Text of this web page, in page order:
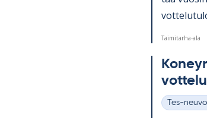
Taimitarha-ala
Kategoriat
Tes-